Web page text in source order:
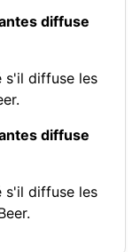
diffuse
s'il diffuse les
diffuse
s'il diffuse les